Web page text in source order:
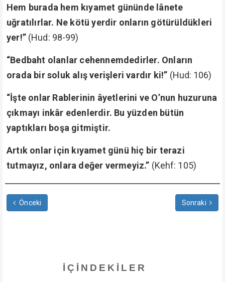
Hem burada hem kıyamet gününde lânete
uğratılırlar. Ne kötü yerdir onların götürüldükleri
yer!” (Hud: 98-99)
“Bedbaht olanlar cehennemdedirler. Onların
orada bir soluk alış verişleri vardır ki!” (Hud: 106)
“İşte onlar Rablerinin âyetlerini ve O’nun huzuruna
çıkmayı inkâr edenlerdir. Bu yüzden bütün
yaptıkları boşa gitmiştir.
Artık onlar için kıyamet günü hiç bir terazi
tutmayız, onlara değer vermeyiz.” (Kehf: 105)
Önceki Sonraki
İÇINDEKILER